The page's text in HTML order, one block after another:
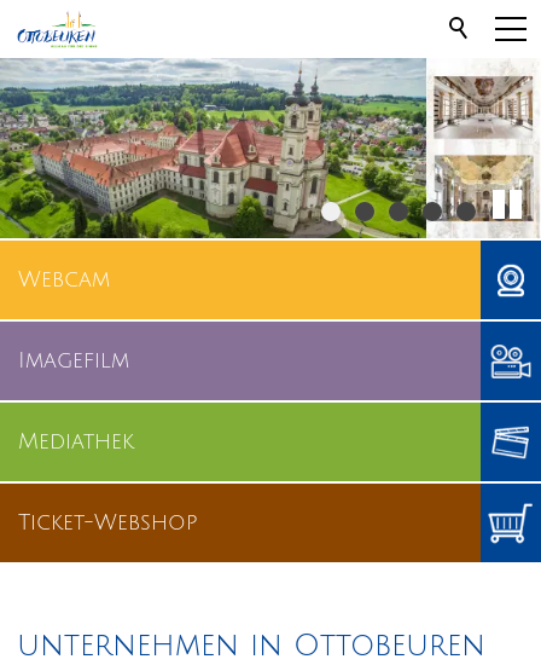
Webcam
Imagefilm
Mediathek
Ticket-Webshop
unternehmen in Ottobeuren